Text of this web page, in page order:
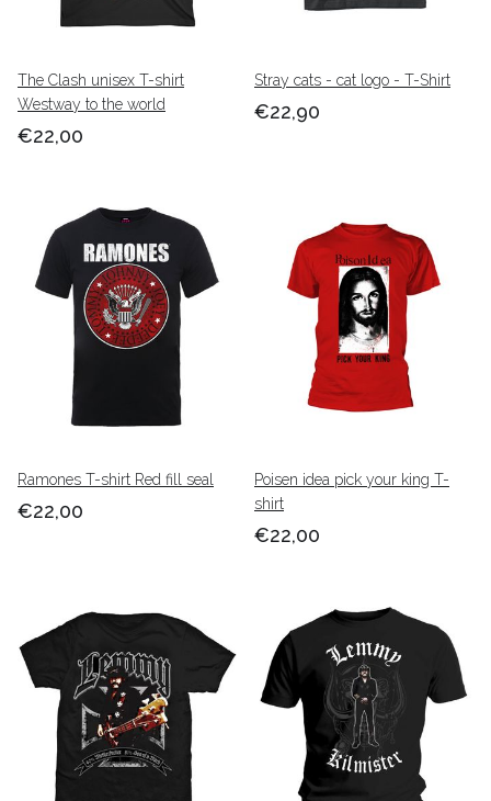
The Clash unisex T-shirt
Westway to the world
€22,00
Stray cats - cat logo - T-Shirt
€22,90
Ramones T-shirt Red fill seal
€22,00
Poisen idea pick your king T-
shirt
€22,00